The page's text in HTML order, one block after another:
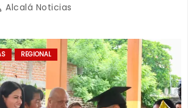
Alcalá Noticias
REGIONAL